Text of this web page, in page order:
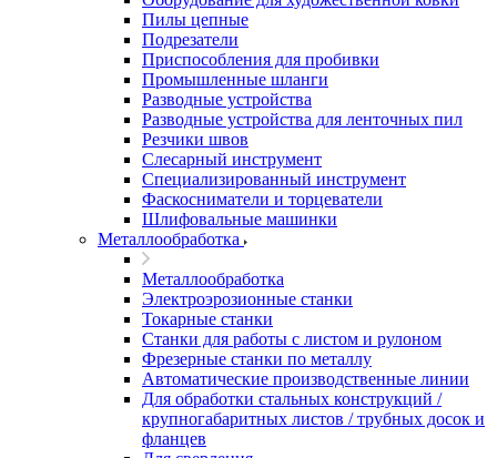
Пилы цепные
Подрезатели
Приспособления для пробивки
Промышленные шланги
Разводные устройства
Разводные устройства для ленточных пил
Резчики швов
Слесарный инструмент
Специализированный инструмент
Фаскосниматели и торцеватели
Шлифовальные машинки
Металлообработка
Металлообработка
Электроэрозионные станки
Токарные станки
Станки для работы с листом и рулоном
Фрезерные станки по металлу
Автоматические производственные линии
Для обработки стальных конструкций /
крупногабаритных листов / трубных досок и
фланцев